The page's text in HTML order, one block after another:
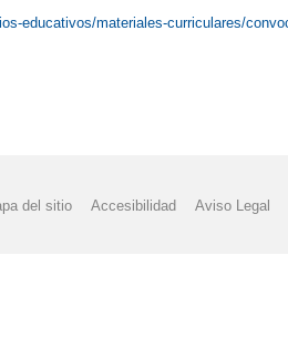
educativos/materiales-curriculares/
del sitio Accesibilidad Aviso Legal